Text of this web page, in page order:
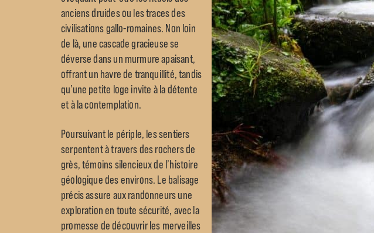
anciens druides ou les traces des
civilisations gallo-romaines. Non loin
de là, une cascade gracieuse se
déverse dans un murmure apaisant,
offrant un havre de tranquillité, tandis
qu’une petite loge invite à la détente
et à la contemplation.
Poursuivant le périple, les sentiers
serpentent à travers des rochers de
grès, témoins silencieux de l’histoire
géologique des environs. Le balisage
précis assure aux randonneurs une
exploration en toute sécurité, avec la
promesse de découvrir les merveilles